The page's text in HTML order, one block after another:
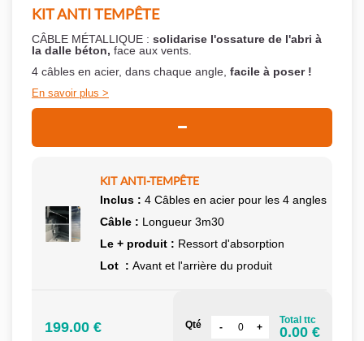
KIT ANTI TEMPÊTE
CÂBLE MÉTALLIQUE : solidarise l'ossature de l'abri à
la dalle béton, face aux vents.
4 câbles en acier, dans chaque angle, facile à poser !
En savoir plus
KIT ANTI-TEMPÊTE
Inclus : 4 Câbles en acier pour les 4 angles
Câble : Longueur 3m30
Le + produit : Ressort d'absorption
Lot : Avant et l'arrière du produit
199.00 € Qté Total ttc
0.00 €